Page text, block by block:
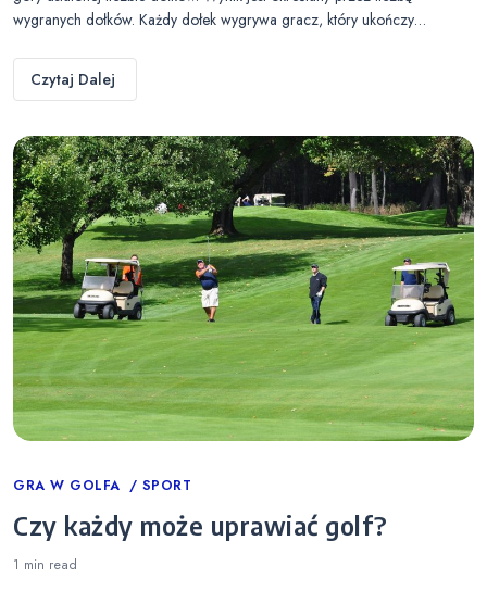
wygranych dołków. Każdy dołek wygrywa gracz, który ukończy…
Czytaj Dalej
Categories
GRA W GOLFA SPORT
Czy każdy może uprawiać golf?
1 min read